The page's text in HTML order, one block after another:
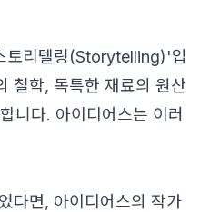
토리텔링(Storytelling)'입
철학, 독특한 재료의 원산
니다. 아이디어스는 이러
다면, 아이디어스의 작가